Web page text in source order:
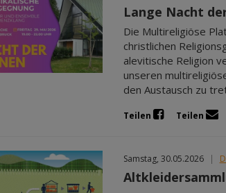
Lange Nacht
Die Multireligiöse
christlichen
alevitische Religion
unseren
den Austausch zu
Teilen Teilen
Samstag, 30.05.2026 |